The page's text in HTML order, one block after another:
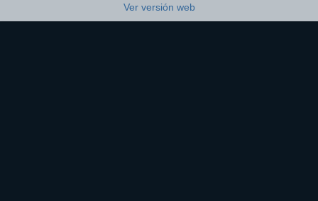
Ver versión web